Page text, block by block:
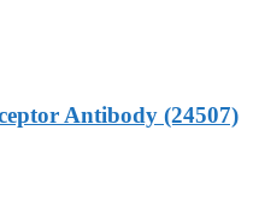
Antibody (24507)